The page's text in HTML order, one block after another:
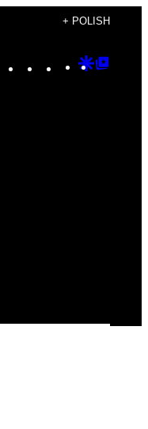
+ POLISH
Instagram
TikTok
YouTube
Google